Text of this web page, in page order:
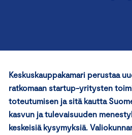
Keskuskauppakamari perustaa
ratkomaan startup-yritysten
toteutumisen ja sitä kautta
kasvun ja tulevaisuuden
keskeisiä kysymyksiä.